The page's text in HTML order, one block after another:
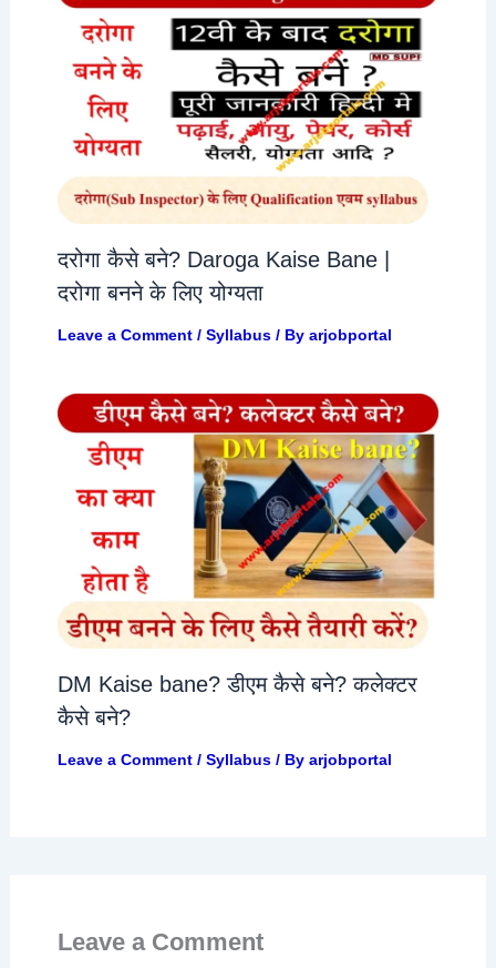
दरोगा कैसे बने? Daroga Kaise Bane |
दरोगा बनने के लिए योग्यता
Leave a Comment / Syllabus/ By arjobportal
DM Kaise bane? डीएम कैसे बने? कलेक्टर
कैसे बने?
Leave a Comment / Syllabus/ By arjobportal
Leave a Comment